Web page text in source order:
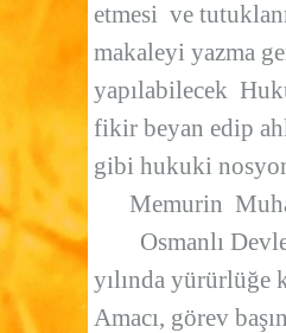
etmesi ve
makaleyi yazma
yapılabilecek
fikir beyan edip
gibi hukuki
Memurin
Osmanlı
yılında yürürlüğe
Amacı, görev